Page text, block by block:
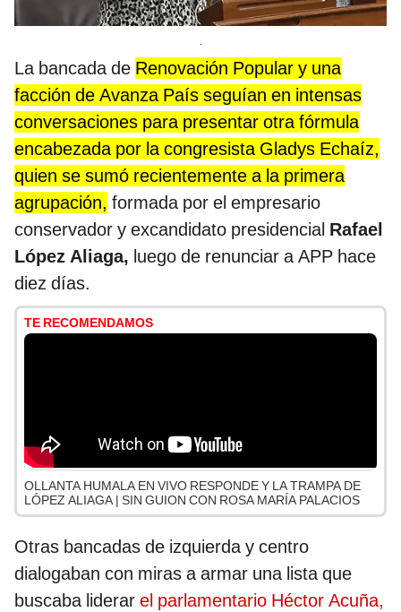
La bancada de Renovación Popular y una
facción de Avanza País seguían en intensas
conversaciones para presentar otra fórmula
encabezada por la congresista Gladys Echaíz,
quien se sumó recientemente a la primera
agrupación, formada por el empresario
conservador y excandidato presidencial Rafael
López Aliaga, luego de renunciar a APP hace
diez días.
TE RECOMENDAMOS
OLLANTA HUMALA EN VIVO RESPONDE Y LA TRAMPA DE
LÓPEZ ALIAGA | SIN GUION CON ROSA MARÍA PALACIOS
Otras bancadas de izquierda y centro
dialogaban con miras a armar una lista que
buscaba liderar el parlamentario Héctor Acuña,